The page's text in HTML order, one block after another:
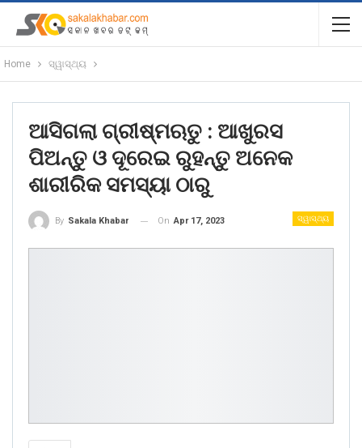
Home ସ୍ୱାସ୍ଥ୍ୟ
ଆସିଗଲା ଗ୍ରୀଷ୍ମଋତୁ : ଆଖୁରସ
ପିଅନ୍ତୁ ଓ ଦୂରେଇ ରୁହନ୍ତୁ ଅନେକ
ଶାରୀରିକ ସମସ୍ୟା ଠାରୁ
ସ୍ୱାସ୍ଥ୍ୟ
By Sakala Khabar On Apr 17, 2023